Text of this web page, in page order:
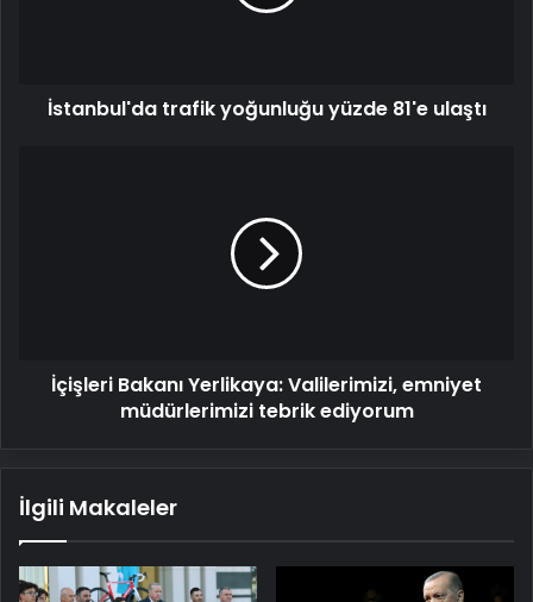
İstanbul'da trafik yoğunluğu yüzde 81'e ulaştı
İçişleri Bakanı Yerlikaya: Valilerimizi, emniyet
müdürlerimizi tebrik ediyorum
İlgili Makaleler